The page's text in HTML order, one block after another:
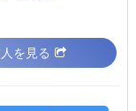
を見る